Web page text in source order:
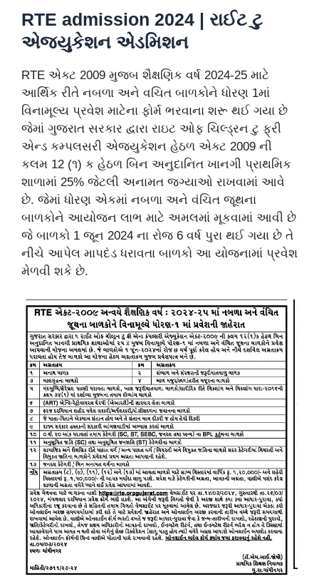
RTE admission 2024 | રાઈટ ટુ
એજ્યુકેશન એડમિશન
RTE એક્ટ 2009 મુજબ શૈક્ષણિક વર્ષ 2024-25 માટે
આર્થિક રીતે નબળા અને વચિત બાળકોને ધોરણ 1માં
વિનામૂલ્ય પ્રવેશ માટેના ફોર્મ ભરવાના શરૂ થઈ ગયા છે
જેમાં ગુજરાત સરકાર દ્વારા રાઇટ ઓફ ચિલ્ડ્રન ટુ ફ્રી
એન્ડ કમ્પલસરી એજ્યુકેશન હેઠળ એક્ટ 2009 ની
કલમ 12 (૧) ક હેઠળ બિન અનુદાનિત ખાનગી પ્રાથમિક
શાળામાં 25% જેટલી અનામત જગ્યાઓ રાખવામાં આવે
છે. જેમાં ધોરણ એકમાં નબળા અને વંચિત જૂથના
બાળકોને આયોજન લાભ માટે અમલમાં મૂકવામાં આવી છે
જે બાળકો 1 જૂન 2024 ના રોજ 6 વર્ષ પુરા થઈ ગયા છે તે
નીચે આપેલ માપદંડ ધરાવતા બાળકો આ યોજનામાં પ્રવેશ
મેળવી શકે છે.